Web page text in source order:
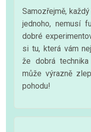
Samozřejmě,
jednoho, nemusí
dobré
si tu, která vám
že dobrá
může výrazně
pohodu!